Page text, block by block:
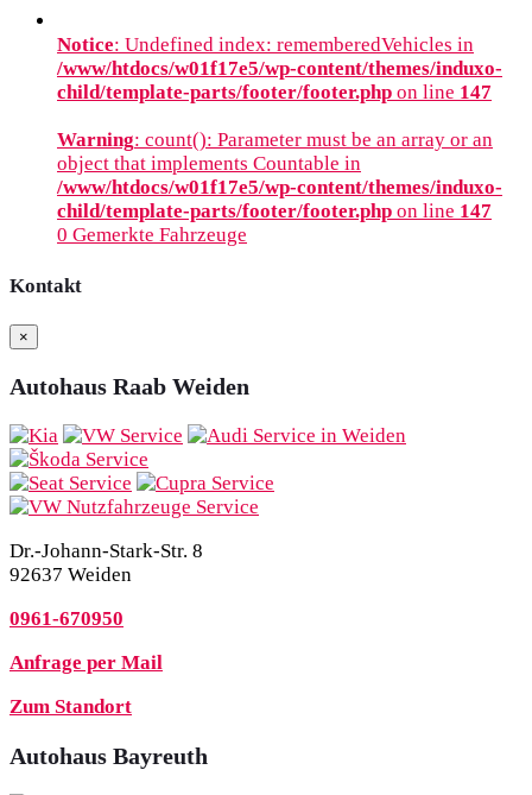
Notice: Undefined index: rememberedVehicles in
/www/htdocs/w01f17e5/wp-content/themes/induxo-
child/template-parts/footer/footer.php on line 147
Warning: count(): Parameter must be an array or an
object that implements Countable in
/www/htdocs/w01f17e5/wp-content/themes/induxo-
child/template-parts/footer/footer.php on line 147
0 Gemerkte Fahrzeuge
Kontakt
×
Autohaus Raab Weiden
Dr.-Johann-Stark-Str. 8
92637 Weiden
0961-670950
Anfrage per Mail
Zum Standort
Autohaus Bayreuth